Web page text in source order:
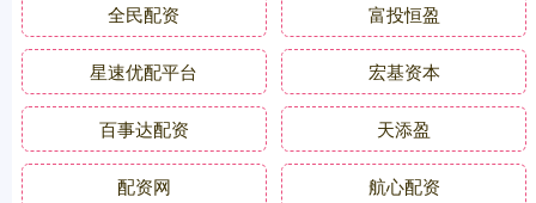
全民配资 富投恒盈
星速优配平台 宏基资本
百事达配资 天添盈
配资网 航心配资